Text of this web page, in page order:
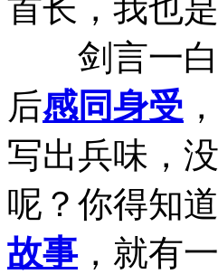
首长，我也
剑言一白
后感同身受
写出兵味，
呢？你得知
故事，就有